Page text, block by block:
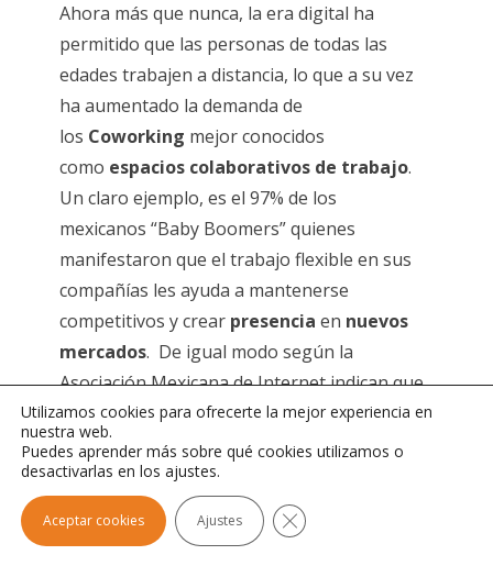
Ahora más que nunca, la era digital ha
permitido que las personas de todas las
edades trabajen a distancia, lo que a su vez
ha aumentado la demanda de
los Coworking mejor conocidos
como espacios colaborativos de trabajo.
Un claro ejemplo, es el 97% de los
mexicanos “Baby Boomers” quienes
manifestaron que el trabajo flexible en sus
compañías les ayuda a mantenerse
competitivos y crear presencia en nuevos
mercados. De igual modo según la
Asociación Mexicana de Internet indican que
ya 14% de loscibernautas–de un total de 70
millones calculados en 2016– tiene más de 45
y 60 años.
“Conforme va cambiando la actitud hacia los
espacios colaborativos de trabajo, cada vez
Utilizamos cookies para ofrecerte la mejor experiencia en
nuestra web.
Puedes aprender más sobre qué cookies utilizamos o
desactivarlas en los ajustes.
Aceptar cookies Ajustes Cerrar el banner de cookies